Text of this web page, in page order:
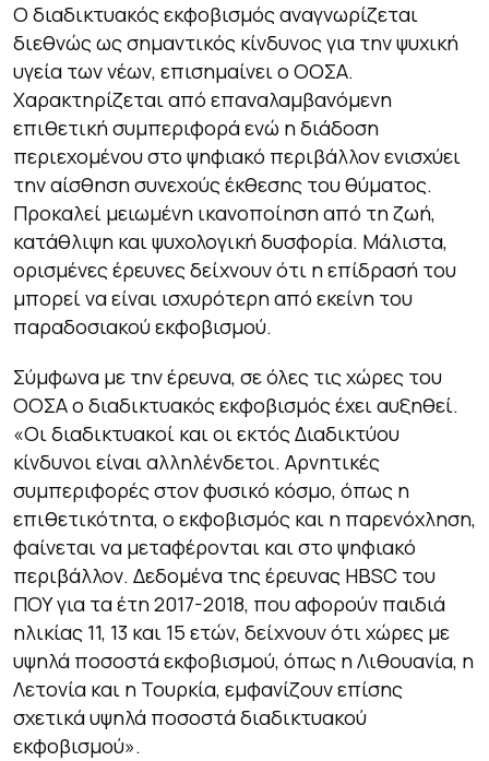
Ο διαδικτυακός εκφοβισμός αναγνωρίζεται
διεθνώς ως σημαντικός κίνδυνος για την ψυχική
υγεία των νέων, επισημαίνει ο ΟΟΣΑ.
Χαρακτηρίζεται από επαναλαμβανόμενη
επιθετική συμπεριφορά ενώ η διάδοση
περιεχομένου στο ψηφιακό περιβάλλον ενισχύει
την αίσθηση συνεχούς έκθεσης του θύματος.
Προκαλεί μειωμένη ικανοποίηση από τη ζωή,
κατάθλιψη και ψυχολογική δυσφορία. Μάλιστα,
ορισμένες έρευνες δείχνουν ότι η επίδρασή του
μπορεί να είναι ισχυρότερη από εκείνη του
παραδοσιακού εκφοβισμού.
Σύμφωνα με την έρευνα, σε όλες τις χώρες του
ΟΟΣΑ ο διαδικτυακός εκφοβισμός έχει αυξηθεί.
«Οι διαδικτυακοί και οι εκτός Διαδικτύου
κίνδυνοι είναι αλληλένδετοι. Αρνητικές
συμπεριφορές στον φυσικό κόσμο, όπως η
επιθετικότητα, ο εκφοβισμός και η παρενόχληση,
φαίνεται να μεταφέρονται και στο ψηφιακό
περιβάλλον. Δεδομένα της έρευνας HBSC του
ΠΟΥ για τα έτη 2017-2018, που αφορούν παιδιά
ηλικίας 11, 13 και 15 ετών, δείχνουν ότι χώρες με
υψηλά ποσοστά εκφοβισμού, όπως η Λιθουανία, η
Λετονία και η Τουρκία, εμφανίζουν επίσης
σχετικά υψηλά ποσοστά διαδικτυακού
εκφοβισμού».